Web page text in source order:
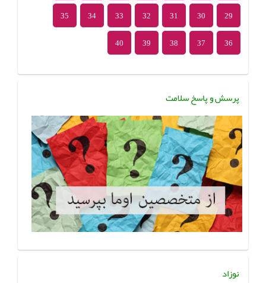
29
30
31
32
33
34
35
36
37
38
39
40
پرسش و پاسخ سلامت
نوزاد